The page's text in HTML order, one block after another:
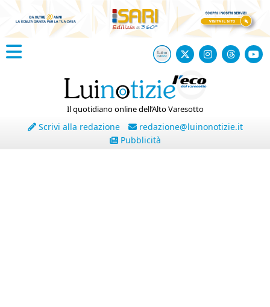
Il quotidiano online dell’Alto Varesotto
Scrivi alla redazione
redazione@luinonotizie.it
Pubblicità